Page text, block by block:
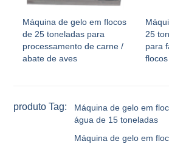
Máquina de gelo em flocos
de 25 toneladas para
processamento de carne /
abate de aves
25
para
produto Tag:
Máquina de gelo em
água de 15 toneladas
Máquina de gelo em